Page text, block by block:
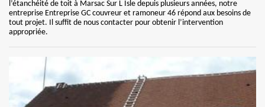
l’étanchéité de toit à Marsac Sur L Isle depuis plusieurs années, notre
entreprise Entreprise GC couvreur et ramoneur 46 répond aux besoins de
tout projet. Il suffit de nous contacter pour obtenir l’intervention
appropriée.